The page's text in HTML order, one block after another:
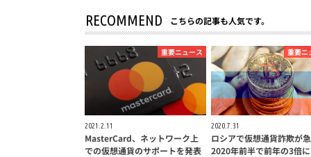
RECOMMEND こちらの記事も人気です。
重要ニュース
2021.2.11
MasterCard、ネットワーク上
での仮想通貨のサポートを発表
重要ニ
2020.7.31
ロシアで仮想通貨詐欺が
2020年前半で前年の3倍に